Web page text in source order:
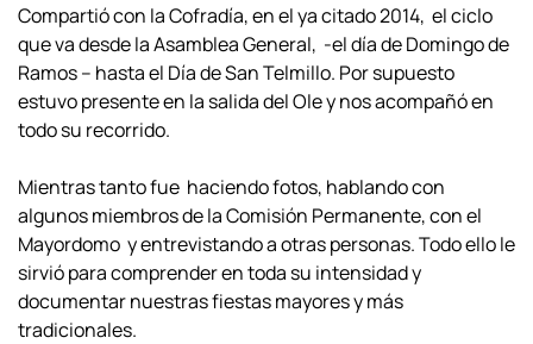
Compartió con la Cofradía, en el ya citado 2014, el ciclo
que va desde la Asamblea General, -el día de Domingo de
Ramos – hasta el Día de San Telmillo. Por supuesto
estuvo presente en la salida del Ole y nos acompañó en
todo su recorrido.
Mientras tanto fue haciendo fotos, hablando con
algunos miembros de la Comisión Permanente, con el
Mayordomo y entrevistando a otras personas. Todo ello le
sirvió para comprender en toda su intensidad y
documentar nuestras fiestas mayores y más
tradicionales.